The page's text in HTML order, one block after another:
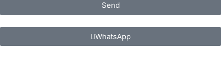
Send
WhatsApp